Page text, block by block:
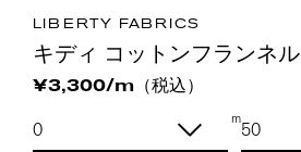
LIBERTY FABRICS
キディ コットンフランネル
¥3,300/m（税込）
m